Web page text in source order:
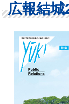
広報結城